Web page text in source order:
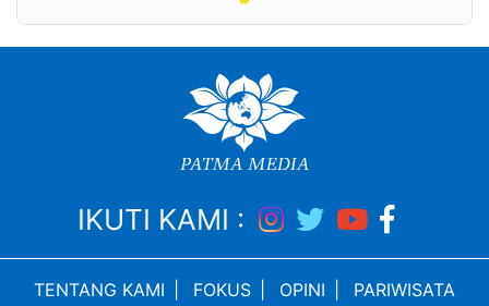
IKUTI KAMI :
TENTANG KAMI FOKUS OPINI PARIWISATA